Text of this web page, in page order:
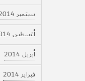
سبتمبر 2014
أغسطس 2014
أبريل 2014
فبراير 2014